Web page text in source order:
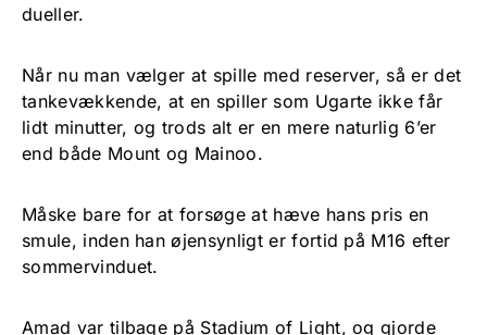
dueller.
Når nu man vælger at spille med reserver, så er det
tankevækkende, at en spiller som Ugarte ikke får
lidt minutter, og trods alt er en mere naturlig 6’er
end både Mount og Mainoo.
Måske bare for at forsøge at hæve hans pris en
smule, inden han øjensynligt er fortid på M16 efter
sommervinduet.
Amad var tilbage på Stadium of Light, og gjorde